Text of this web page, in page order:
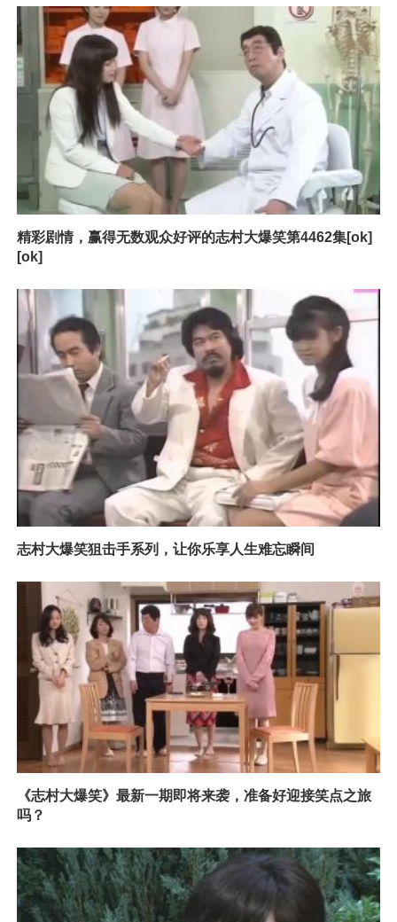
精彩剧情，赢得无数观众好评的志村大爆笑第4462集[ok]
[ok]
志村大爆笑狙击手系列，让你乐享人生难忘瞬间
《志村大爆笑》最新一期即将来袭，准备好迎接笑点之旅
吗？